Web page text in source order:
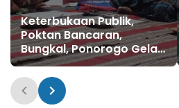
Keterbukaan Publik,
Poktan Bancaran,
Bungkal, Ponorogo Gelar
RAT